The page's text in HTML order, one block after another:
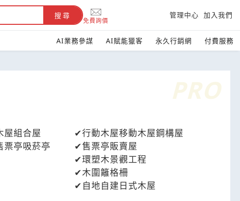
搜尋
免費詢價
管理中心 加入我們
AI業務參謀 AI賦能獵客 永久行銷網 付費服務
屋組合屋
行動木屋移動木屋鋼構屋
票亭吸菸亭
售票亭販賣屋
環塑木景觀工程
木圍籬格柵
自地自建日式木屋